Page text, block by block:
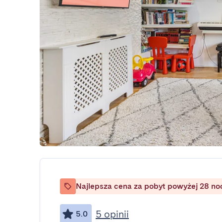
Najlepsza cena za pobyt powyżej 28
5.0 5 opinii